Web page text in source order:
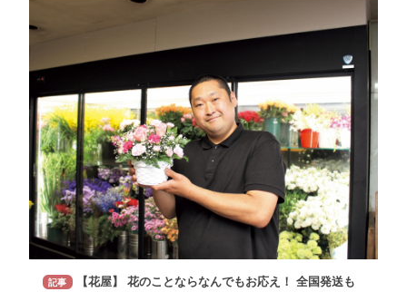
記事 【花屋】 花のことならなんでもお応え！ 全国発送も